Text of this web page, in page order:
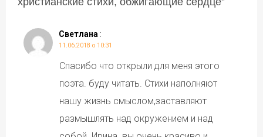
Светлана :
11.06.2018 о 10:31
Спасибо что открыли для меня этого
поэта. буду читать. Стихи наполняют
нашу жизнь смыслом,заставляют
размышлять над окружением и над